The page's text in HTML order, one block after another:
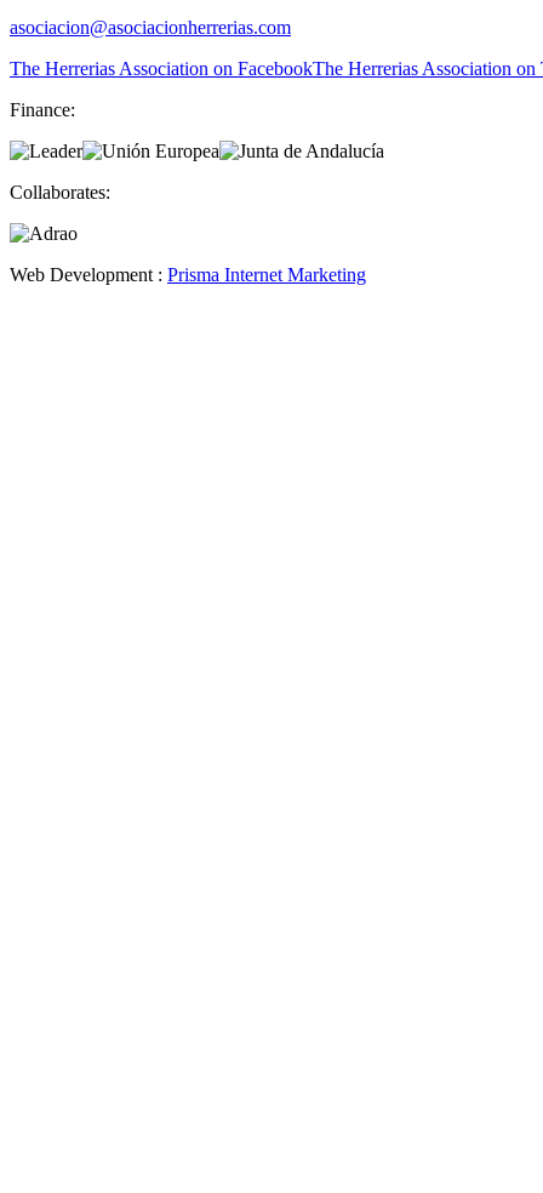
asociacion@asociacionherrerias.com
The Herrerias Association on FacebookThe Herrerias Association on
Finance:
Collaborates:
Web Development : Prisma Internet Marketing